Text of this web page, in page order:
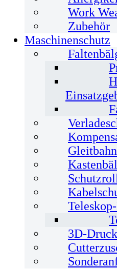
Work
Zubehör
Maschinenschutz
3D-Druck